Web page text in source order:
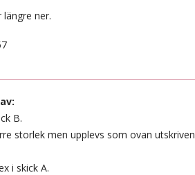
ner.
B.
storlek men upplevs som ovan utskriven
i skick A.